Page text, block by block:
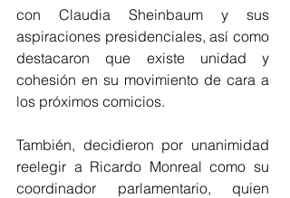
con Claudia Sheinbaum y sus
aspiraciones presidenciales, así como
destacaron que existe unidad y
cohesión en su movimiento de cara a
los próximos comicios.
También, decidieron por unanimidad
reelegir a Ricardo Monreal como su
coordinador parlamentario, quien